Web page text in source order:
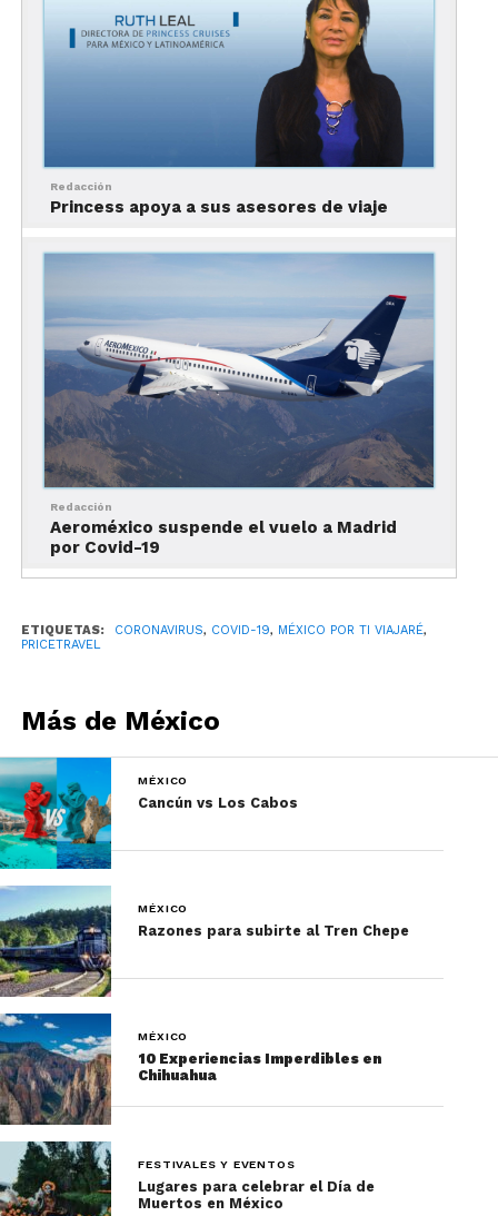
Redacción
Princess apoya a sus asesores de viaje
Redacción
Aeroméxico suspende el vuelo a Madrid
por Covid-19
ETIQUETAS: CORONAVIRUS, COVID-19, MÉXICO POR TI VIAJARÉ,
PRICETRAVEL
Más de México
MÉXICO
Cancún vs Los Cabos
MÉXICO
Razones para subirte al Tren Chepe
MÉXICO
10 Experiencias Imperdibles en
Chihuahua
FESTIVALES Y EVENTOS
Lugares para celebrar el Día de
Muertos en México